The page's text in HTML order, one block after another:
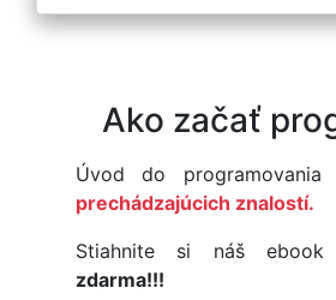
Ako začať
Úvod do programovania
prechádzajúcich znalostí.
Stiahnite si náš ebook
zdarma!!!